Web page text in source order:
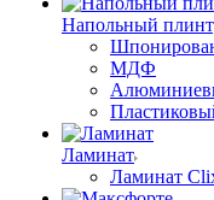
Напольный
МДФ
Ламинат
Ламинат